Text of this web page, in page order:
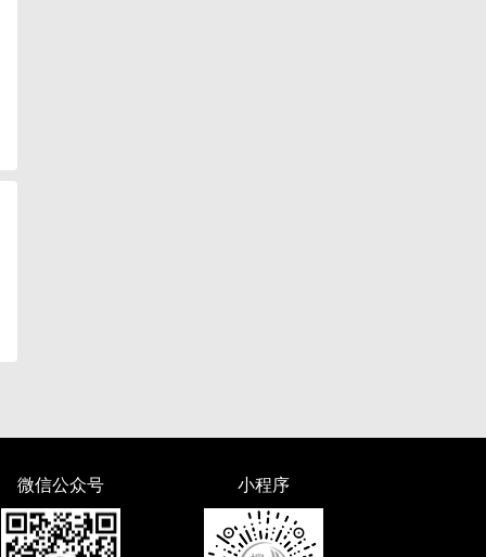
微信公众号 小程序